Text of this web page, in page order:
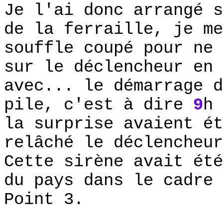
Je l'ai donc arrangé
de la ferraille, je me
souffle coupé pour
sur le déclencheur
avec... le
pile, c'est à dire 9h
la surprise avaient
relâché le
Cette sirène avait
du pays dans le
Point 3.